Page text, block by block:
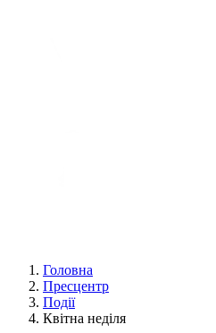
Головна
Пресцентр
Події
Квітна неділя